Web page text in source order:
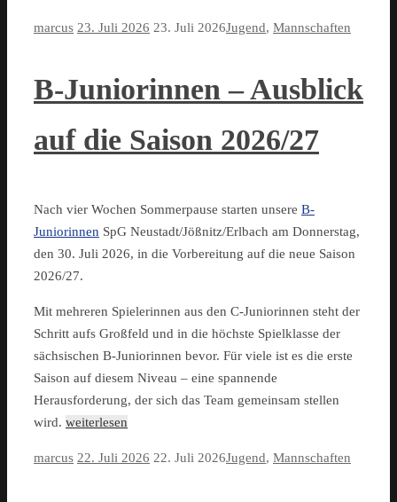
marcus 23. Juli 2026 23. Juli 2026Jugend, Mannschaften
B-Juniorinnen – Ausblick
auf die Saison 2026/27
Nach vier Wochen Sommerpause starten unsere B-
Juniorinnen SpG Neustadt/Jößnitz/Erlbach am Donnerstag,
den 30. Juli 2026, in die Vorbereitung auf die neue Saison
2026/27.
Mit mehreren Spielerinnen aus den C-Juniorinnen steht der
Schritt aufs Großfeld und in die höchste Spielklasse der
sächsischen B-Juniorinnen bevor. Für viele ist es die erste
Saison auf diesem Niveau – eine spannende
Herausforderung, der sich das Team gemeinsam stellen
wird. weiterlesen
marcus 22. Juli 2026 22. Juli 2026Jugend, Mannschaften